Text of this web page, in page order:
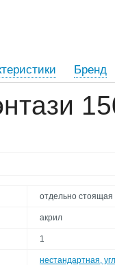
Бренд
отдельно стоящая
акрил
1
нестандартная,